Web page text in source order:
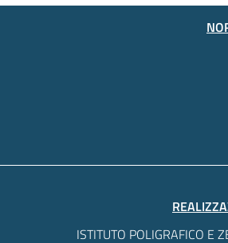
ISTITUTO POLIGRAFICO E